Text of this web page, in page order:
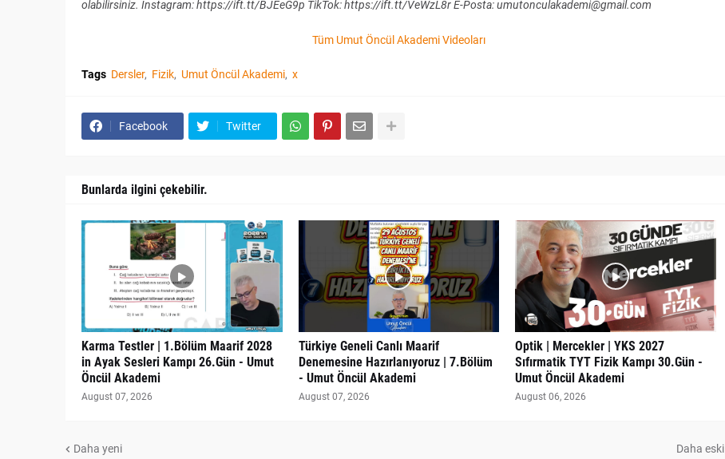
olabilirsiniz. Instagram: https://ift.tt/BJEeG9p TikTok: https://ift.tt/VeWzL8r E-Posta: umutonculakademi@gmail.com
Tüm Umut Öncül Akademi Videoları
Tags Dersler Fizik Umut Öncül Akademi x
Facebook Twitter
Bunlarda ilgini çekebilir.
Karma Testler | 1.Bölüm Maarif 2028
in Ayak Sesleri Kampı 26.Gün - Umut
Öncül Akademi
August 07, 2026
Türkiye Geneli Canlı Maarif
Denemesine Hazırlanıyoruz | 7.Bölüm
- Umut Öncül Akademi
August 07, 2026
Optik | Mercekler | YKS 2027
Sıfırmatik TYT Fizik Kampı 30.Gün -
Umut Öncül Akademi
August 06, 2026
Daha yeni Daha eski